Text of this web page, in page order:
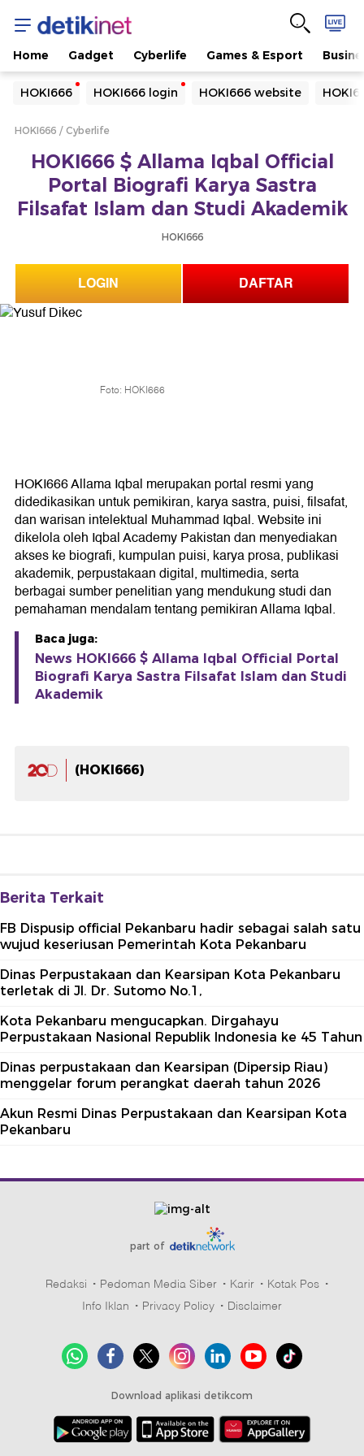
Home Gadget Cyberlife Games & Esport
HOKI666 HOKI666 login HOKI666 website
Yang sedang ramai dicari
Loading...
Loading...
HOKI666 Cyberlife
HOKI666 $ Allama Iqbal Official
Portal Biografi Karya Sastra
Filsafat Islam dan Studi Akademik
HOKI666
LOGIN DAFTAR
Foto: HOKI666
HOKI666 Allama Iqbal merupakan portal resmi yang
didedikasikan untuk pemikiran, karya sastra, puisi, filsafat,
dan warisan intelektual Muhammad Iqbal. Website ini
dikelola oleh Iqbal Academy Pakistan dan menyediakan
akses ke biografi, kumpulan puisi, karya prosa, publikasi
akademik, perpustakaan digital, multimedia, serta
berbagai sumber penelitian yang mendukung studi dan
pemahaman mendalam tentang pemikiran Allama Iqbal.
Baca juga:
News HOKI666 $ Allama Iqbal Official Portal
Biografi Karya Sastra Filsafat Islam dan Studi
Akademik
(HOKI666)
Berita Terkait
FB Dispusip official Pekanbaru hadir sebagai salah satu
wujud keseriusan Pemerintah Kota Pekanbaru
Dinas Perpustakaan dan Kearsipan Kota Pekanbaru
terletak di Jl. Dr. Sutomo No.1,
Kota Pekanbaru mengucapkan. Dirgahayu
Perpustakaan Nasional Republik Indonesia ke 45 Tahun
Dinas perpustakaan dan Kearsipan (Dipersip Riau)
menggelar forum perangkat daerah tahun 2026
Akun Resmi Dinas Perpustakaan dan Kearsipan Kota
Pekanbaru
part of
Redaksi Pedoman Media Siber Karir
Kotak Pos
Info Iklan
Privacy Policy Disclaimer
Download aplikasi detikcom